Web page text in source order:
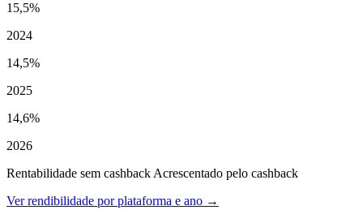
15,5%
2024
14,5%
2025
14,6%
2026
Rentabilidade sem cashback Acrescentado pelo cashback
Ver rendibilidade por plataforma e ano →